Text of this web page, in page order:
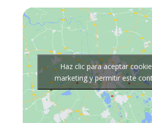
Haz clic para aceptar
marketing y permitir este